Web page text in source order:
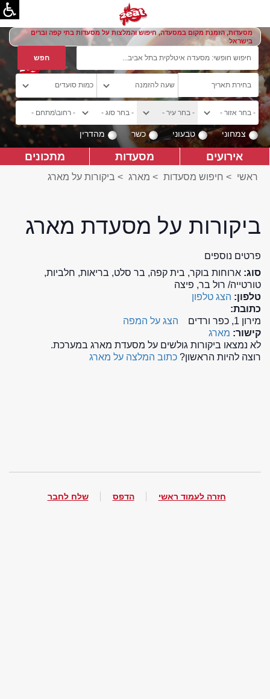
מסעדות, הזמנת מקום במסעדה, חיפוש והמלצות על מסעדות בתי קפה וברים
בישראל
צמחוני טבעוני כשר מהדרין
אירועים מסעדות מתכונים
ראשי > חיפוש מסעדות > מארג > ביקורות על מארג
ביקורות על מסעדת מארג
פרטים נוספים
סוג: ארוחות בוקר, בית קפה, בר סלט, בריאות, חלביות,
טורטייה/ רול בר, פיצה
טלפון: הצג טלפון
כתובת:
מירון 1, כפר ורדים
הצג על המפה
קישור: מארג
לא נמצאו ביקורות גולשים על מסעדת מארג במערכת.
רוצה להיות הראשון? כתוב המלצה על מארג
חזרה לעמוד ראשי הדפס שלח לחבר